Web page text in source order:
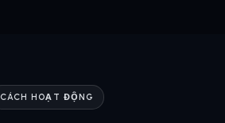
CÁCH HOẠT ĐỘNG